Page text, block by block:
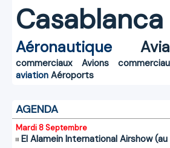
Casablanca
Aéronautique
commerciaux
Avions
aviation Aéroports
AGENDA
Mardi 8 Septembre
El Alamein International Airshow